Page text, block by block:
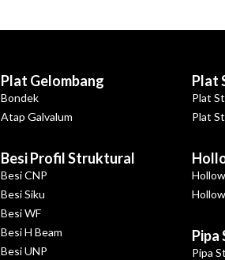
Plat Gelombang
Bondek
Atap Galvalum
Besi Profil Struktural
Besi CNP
Besi Siku
Besi WF
Besi H Beam
Besi UNP
Plat
Plat
Plat
Pipa
Pipa